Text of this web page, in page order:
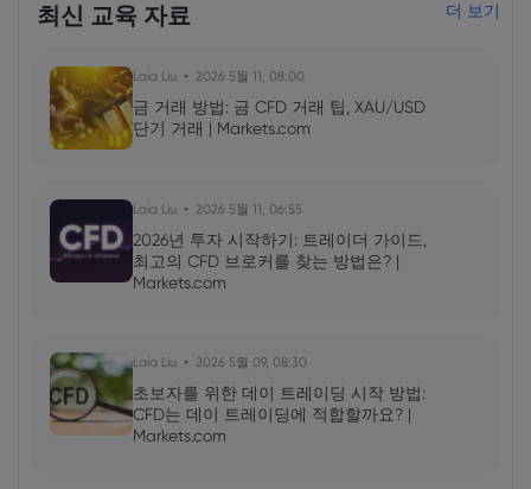
최신 교육 자료 더 보기
Laia Liu 2026 5월 11, 08:00
금 거래 방법: 금 CFD 거래 팁, XAU/USD
단기 거래 | Markets.com
Laia Liu 2026 5월 11, 06:55
2026년 투자 시작하기: 트레이더 가이드,
최고의 CFD 브로커를 찾는 방법은? |
Markets.com
Laia Liu 2026 5월 09, 08:30
초보자를 위한 데이 트레이딩 시작 방법:
CFD는 데이 트레이딩에 적합할까요? |
Markets.com